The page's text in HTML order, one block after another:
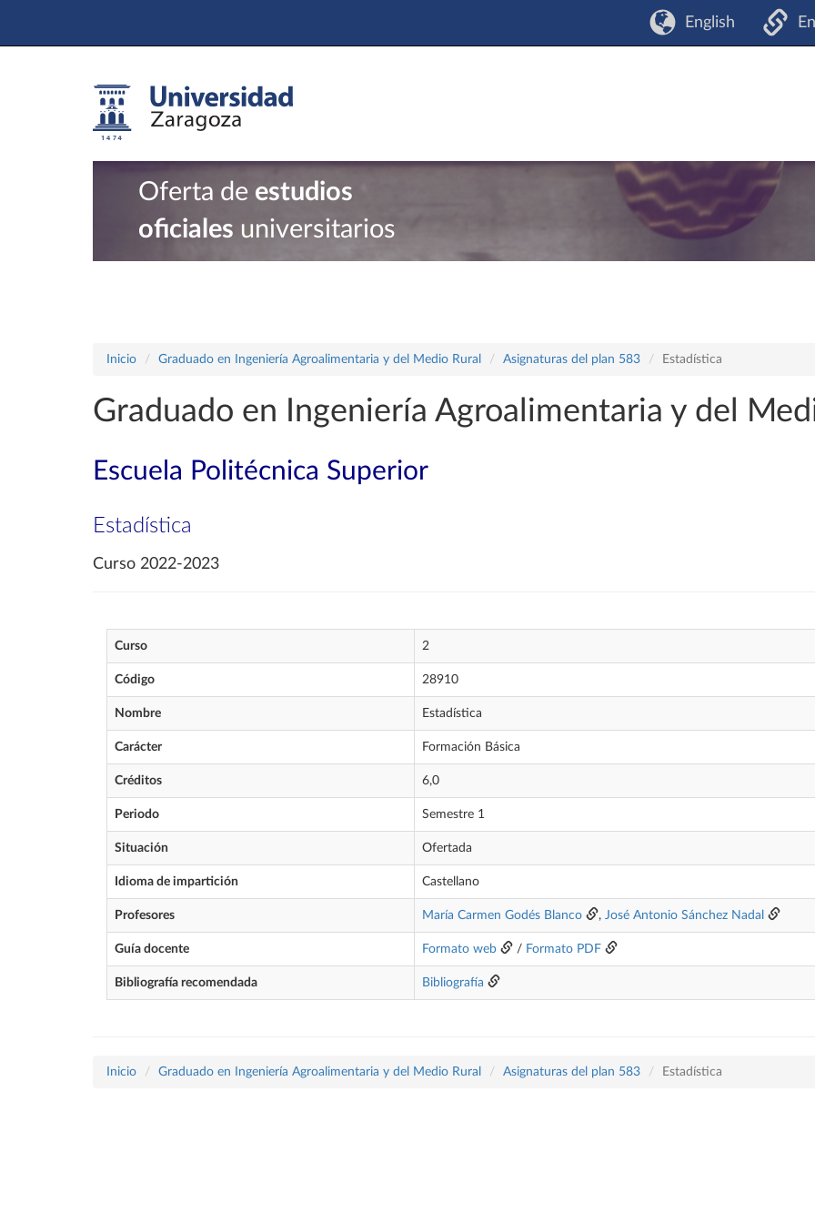
English
Oferta de estudios
oficiales universitarios
Inicio Graduado en Ingeniería Agroalimentaria y del Medio Rural Asignaturas del plan 583 Estadística
Graduado en Ingeniería Agroalimentaria y del
Escuela Politécnica Superior
Estadística
Curso 2022-2023
Curso 2
Código 28910
Nombre Estadística
Carácter Formación Básica
Créditos 6,0
Periodo Semestre 1
Situación Ofertada
Idioma de impartición Castellano
Profesores María Carmen Godés Blanco , José Antonio Sánchez Nadal
Guía docente Formato web / Formato PDF
Bibliografía recomendada Bibliografía
Inicio Graduado en Ingeniería Agroalimentaria y del Medio Rural Asignaturas del plan 583 Estadística